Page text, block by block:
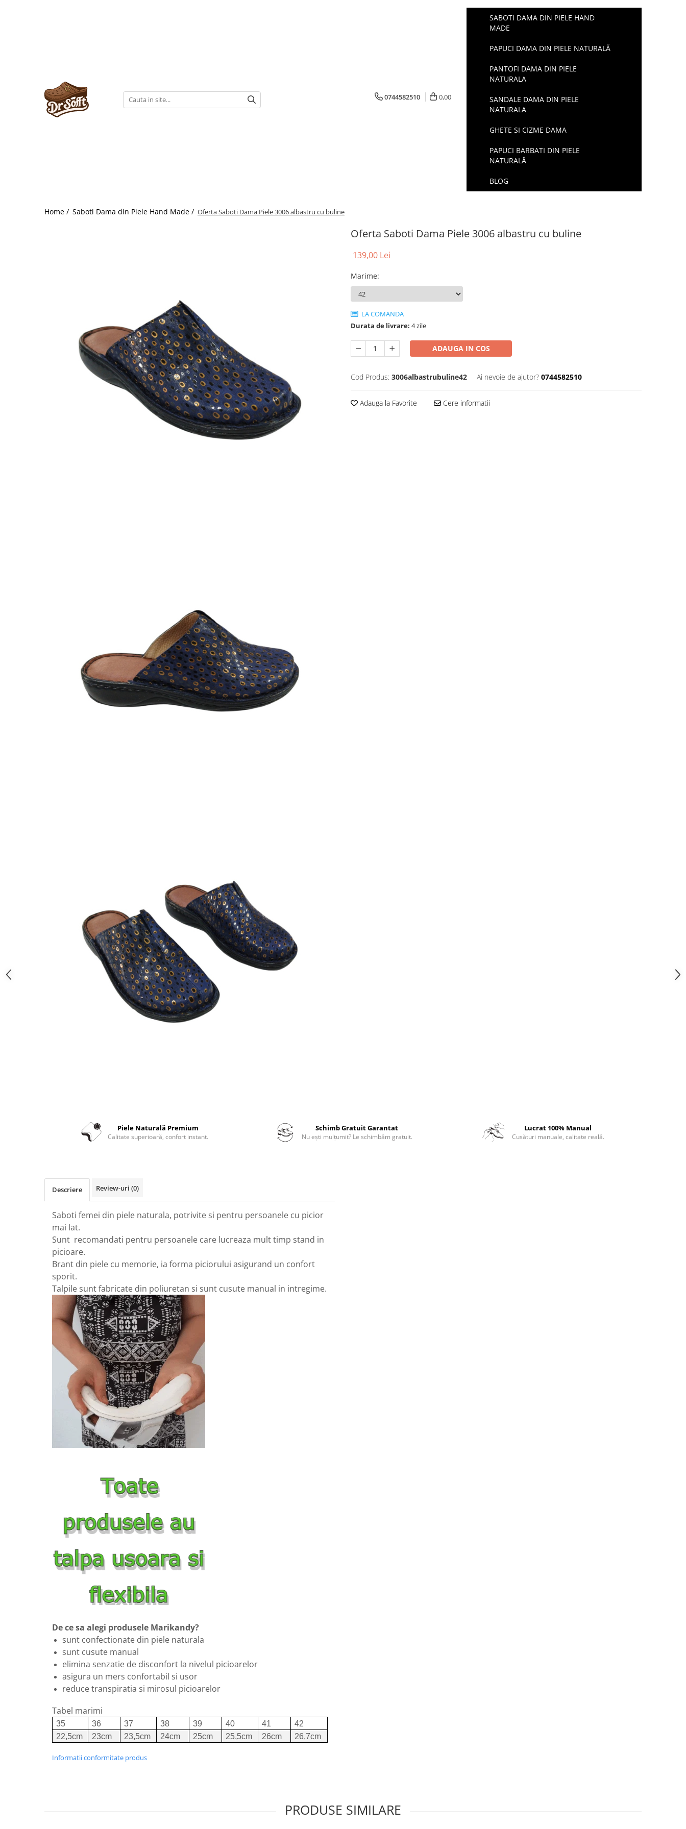
0744582510 0,00
SABOTI DAMA DIN PIELE HAND
MADE
PAPUCI DAMA DIN PIELE NATURALĂ
PANTOFI DAMA DIN PIELE
NATURALA
SANDALE DAMA DIN PIELE
NATURALA
GHETE SI CIZME DAMA
PAPUCI BARBATI DIN PIELE
NATURALĂ
BLOG
Home / Saboti Dama din Piele Hand Made / Oferta Saboti Dama Piele 3006 albastru cu buline
Oferta Saboti Dama Piele 3006 albastru cu buline
139,00 Lei
Marime:
LA COMANDA
Durata de livrare: 4 zile
ADAUGA IN COS
Cod Produs: 3006albastrubuline42 Ai nevoie de ajutor? 0744582510
Adauga la Favorite Cere informatii
Piele Naturală Premium
Calitate superioară, confort instant.
Schimb Gratuit Garantat
Nu ești mulțumit? Le schimbăm gratuit.
Lucrat 100% Manual
Cusături manuale, calitate reală.
Descriere Review-uri (0)
Saboti femei din piele naturala, potrivite si pentru persoanele cu picior
mai lat.
Sunt recomandati pentru persoanele care lucreaza mult timp stand in
picioare.
Brant din piele cu memorie, ia forma piciorului asigurand un confort
sporit.
Talpile sunt fabricate din poliuretan si sunt cusute manual in intregime.
De ce sa alegi produsele Marikandy?
sunt confectionate din piele naturala
sunt cusute manual
elimina senzatie de disconfort la nivelul picioarelor
asigura un mers confortabil si usor
reduce transpiratia si mirosul picioarelor
Tabel marimi
35 36 37 38 39 40 41
42
22,5cm
23cm 23,5cm 24cm 25cm 25,5cm 26cm 26,7cm
Informatii conformitate produs
PRODUSE SIMILARE